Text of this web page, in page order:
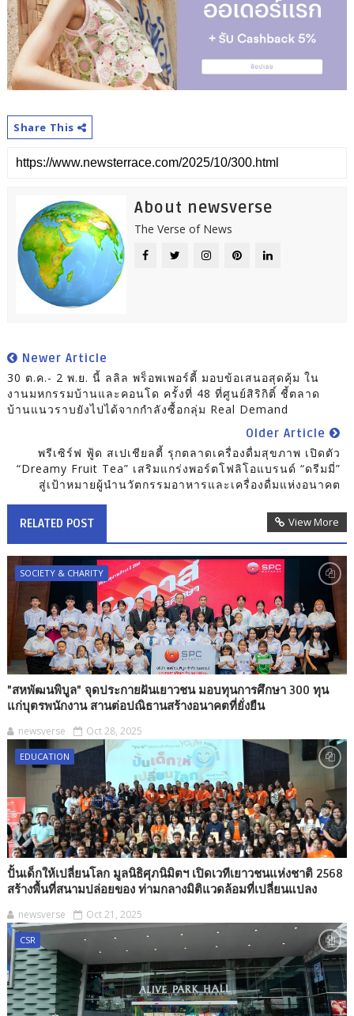
Share This
About newsverse
The Verse of News
Newer Article
30 ต.ค.- 2 พ.ย. นี้ ลลิล พร็อพเพอร์ตี้ มอบข้อเสนอสุดคุ้ม ใน
งานมหกรรมบ้านและคอนโด ครั้งที่ 48 ที่ศูนย์สิริกิติ์ ชี้ตลาด
บ้านแนวราบยังไปได้จากกำลังซื้อกลุ่ม Real Demand
Older Article
พรีเซิร์ฟ ฟู้ด สเปเชียลตี้ รุกตลาดเครื่องดื่มสุขภาพ เปิดตัว
“Dreamy Fruit Tea” เสริมแกร่งพอร์ตโฟลิโอแบรนด์ “ดรีมมี่”
สู่เป้าหมายผู้นำนวัตกรรมอาหารและเครื่องดื่มแห่งอนาคต
RELATED POST View More
SOCIETY & CHARITY
"สหพัฒนพิบูล" จุดประกายฝันเยาวชน มอบทุนการศึกษา 300 ทุน
แก่บุตรพนักงาน สานต่อปณิธานสร้างอนาคตที่ยั่งยืน
newsverse Oct 28, 2025
EDUCATION
ปั้นเด็กให้เปลี่ยนโลก มูลนิธิศุภนิมิตฯ เปิดเวทีเยาวชนแห่งชาติ 2568
สร้างพื้นที่สนามปล่อยของ ท่ามกลางมิติแวดล้อมที่เปลี่ยนแปลง
newsverse Oct 21, 2025
CSR